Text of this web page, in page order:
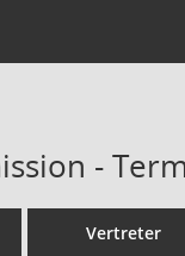
-
Vertreter